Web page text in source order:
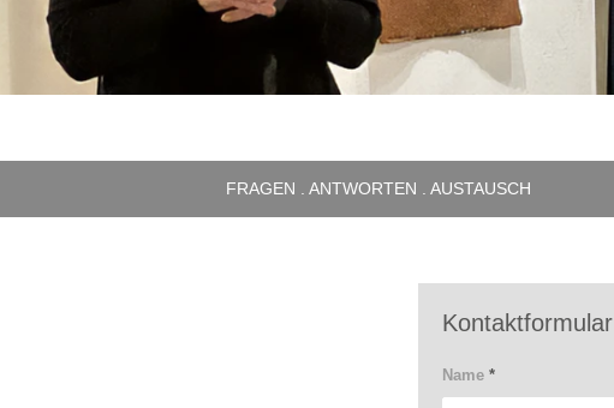
FRAGEN . ANTWORTEN . AUSTAUSCH
Kontaktformular
Name*